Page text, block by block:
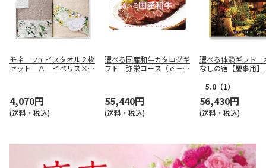
モネ フェイスタオル２枚
セット Ａ イベリス×レ
4,070円
(送料・税込)
選べる国産和牛カタログギ
フト 弥栄コース（ｅ－Ｇ
55,440円
(送料・税込)
選べる体験ギフト
なしの宿【慶事用】
5.0 （1）
56,430円
(送料・税込)